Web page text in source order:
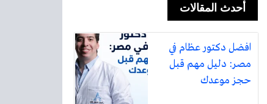
أحدث المقالات
افضل دكتور عظام في
مصر: دليل مهم قبل
حجز موعدك